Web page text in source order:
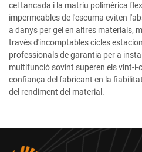
cel tancada i la matriu polimèrica
impermeables de l'escuma eviten
a danys per gel en altres materials,
través d'incomptables cicles
professionals de garantia per a
multifunció sovint superen els vint-i-
confiança del fabricant en la
del rendiment del material.